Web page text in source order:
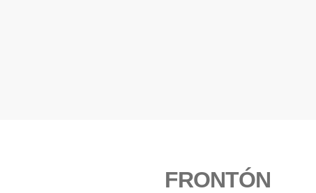
FRONTÓN